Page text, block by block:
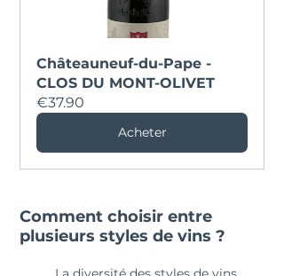
Châteauneuf-du-Pape -
CLOS DU MONT-OLIVET
€37.90
Acheter
Comment choisir entre
plusieurs styles de vins ?